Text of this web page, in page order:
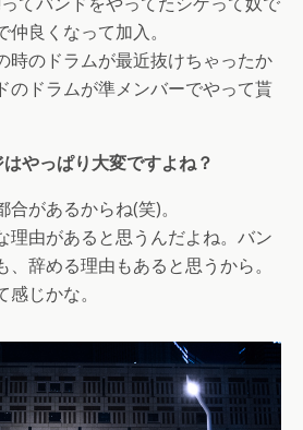
良くなって加入。
時のドラムが最近抜けちゃったか
のドラムが準メンバーでやって貰
やっぱり大変ですよね？
があるからね(笑)。
理由があると思うんだよね。バン
、辞める理由もあると思うから。
じかな。